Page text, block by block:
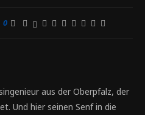
0
aus der Oberpfalz, der
Und hier seinen Senf in die